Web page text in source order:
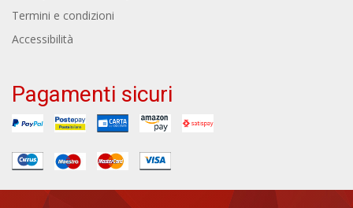
Termini e condizioni
Accessibilità
Pagamenti sicuri